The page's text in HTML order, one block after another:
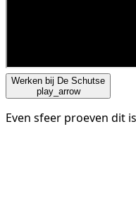
Werken bij De Schutse
play_arrow
Even sfeer proeven dit